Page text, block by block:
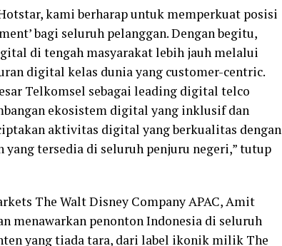
kami berharap untuk memperkuat posisi
bagi seluruh pelanggan. Dengan begitu,
di tengah masyarakat lebih jauh melalui
digital kelas dunia yang customer-centric.
Telkomsel sebagai leading digital telco
ekosistem digital yang inklusif dan
aktivitas digital yang berkualitas dengan
tersedia di seluruh penjuru negeri,” tutup
The Walt Disney Company APAC, Amit
menawarkan penonton Indonesia di seluruh
yang tiada tara, dari label ikonik milik The